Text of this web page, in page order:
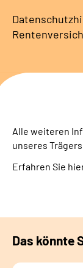
Service
Suche
Leichte
Alle weiteren
unseres
Erfahren Sie
Das könnte